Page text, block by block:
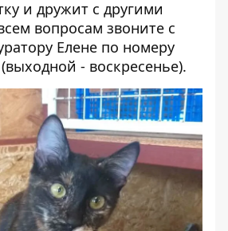
и дружит с другими
вопросам звоните с
Елене по номеру
- воскресенье).